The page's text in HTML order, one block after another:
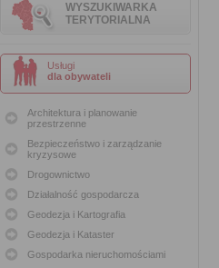
WYSZUKIWARKA
TERYTORIALNA
Usługi
dla obywateli
Architektura i planowanie
przestrzenne
Bezpieczeństwo i zarządzanie
kryzysowe
Drogownictwo
Działalność gospodarcza
Geodezja i Kartografia
Geodezja i Kataster
Gospodarka nieruchomościami